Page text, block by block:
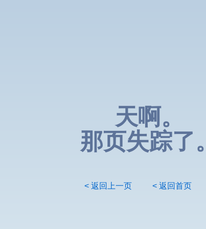
天啊。
那页失踪了。
< 返回上一页 < 返回首页